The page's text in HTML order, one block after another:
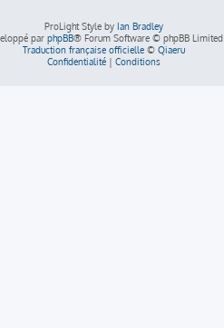
ProLight Style by Ian Bradley
par phpBB® Forum Software © phpBB Limited
Traduction française officielle© Qiaeru
Confidentialité| Conditions